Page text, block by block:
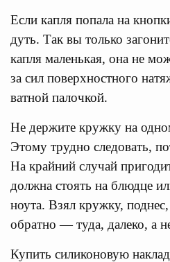
Если капля попала на
дуть. Так вы только
капля маленькая, она не
за сил поверхностного
ватной палочкой.
Не держите кружку на
Этому трудно следовать,
На крайний случай
должна стоять на блюдце
ноута. Взял кружку,
обратно — туда, далеко, а
Купить силиконовую